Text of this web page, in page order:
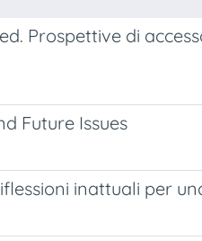
Prospettive di
Future Issues
inattuali per